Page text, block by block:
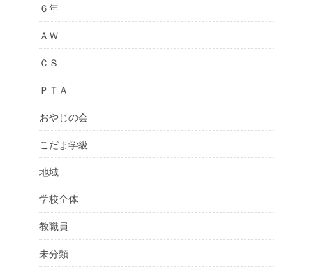
６年
ＡＷ
ＣＳ
ＰＴＡ
おやじの会
こだま学級
地域
学校全体
教職員
未分類